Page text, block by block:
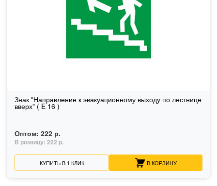
Знак "Направление к эвакуационному выходу по лестнице
вверх" ( E 16 )
Оптом: 222 р.
В розницу: 222 р.
КУПИТЬ В 1 КЛИК В КОРЗИНУ